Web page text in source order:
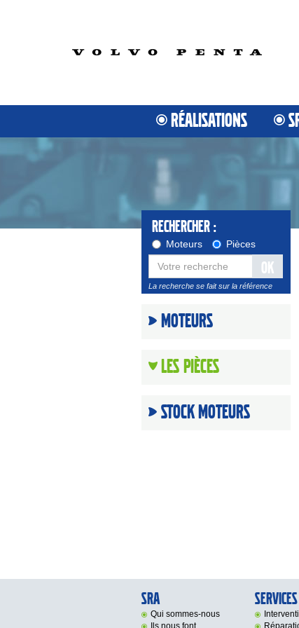
RÉALISATIONS
Rechercher :
Moteurs Pièces
OK
La recherche se fait sur la référence
Moteurs
Les Pièces
Stock moteurs
SRA
Qui sommes-nous
Ils nous font
Services